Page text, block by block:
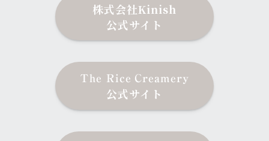
株式会社Kinish
公式サイト
The Rice Creamery
公式サイト